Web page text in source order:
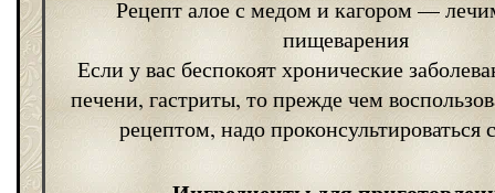
Рецепт алое с медом и кагором —
пищеварения
Если у вас беспокоят хронические
печени, гастриты, то прежде чем
рецептом, надо проконсультироваться